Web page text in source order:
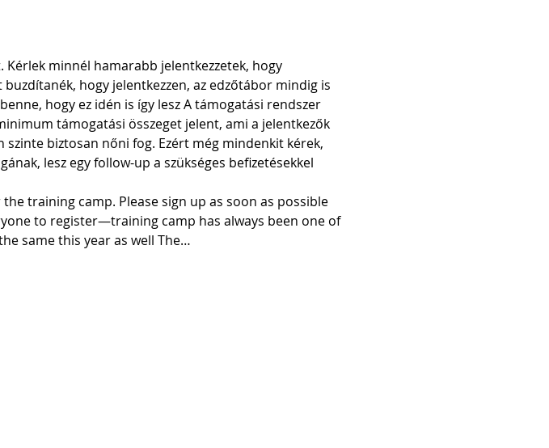
minnél hamarabb jelentkezzetek, hogy
hogy jelentkezzen, az edzőtábor mindig is
hogy ez idén is így lesz A támogatási rendszer
támogatási összeget jelent, ami a jelentkezők
biztosan nőni fog. Ezért még mindenkit kérek,
lesz egy follow-up a szükséges befizetésekkel
training camp. Please sign up as soon as possible
to register—training camp has always been one of
same this year as well The…